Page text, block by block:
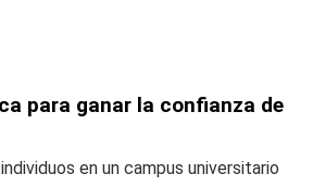
para ganar la confianza de
en un campus universitario